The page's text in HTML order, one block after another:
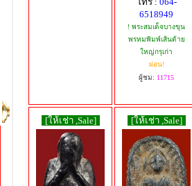
6518949
! พระสมเด็จบางขุน
พรหมพิมพ์เส้นด้าย
ใหญ่กรุเก่า
ผ่อน!
ผู้ชม: 11715
[ให้เช่า ,Sale] [ให้เช่า ,Sale]